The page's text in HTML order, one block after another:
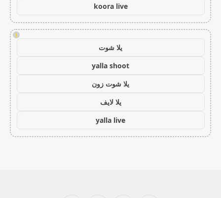
koora live
!
يلا شوت
yalla shoot
يلا شوت زون
يلا لايف
yalla live